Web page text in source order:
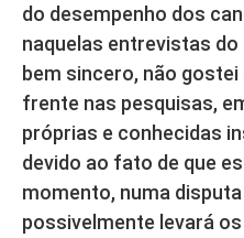
do desempenho dos
naquelas entrevistas do
bem sincero, não
frente nas pesquisas,
próprias e conhecidas
devido ao fato de que
momento, numa
possivelmente levará